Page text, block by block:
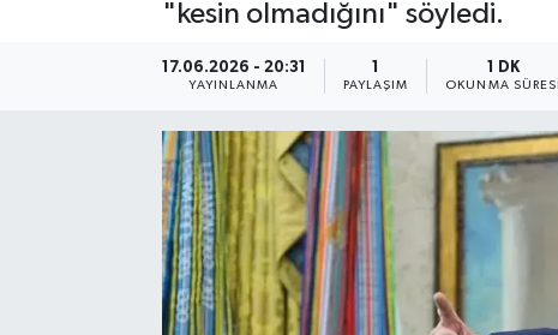
"kesin olmadığını" söyledi.
17.06.2026 - 20:31
YAYINLANMA
1
PAYLAŞIM
1 DK
OKUNMA SÜRESI